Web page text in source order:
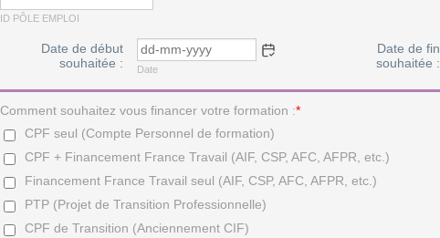
ID PÔLE EMPLOI
Date de début
souhaitée :
Date
Date de fin
souhaitée :
Comment souhaitez vous financer votre formation :*
CPF seul (Compte Personnel de formation)
CPF + Financement France Travail (AIF, CSP, AFC, AFPR, etc.)
Financement France Travail seul (AIF, CSP, AFC, AFPR, etc.)
PTP (Projet de Transition Professionnelle)
CPF de Transition (Anciennement CIF)